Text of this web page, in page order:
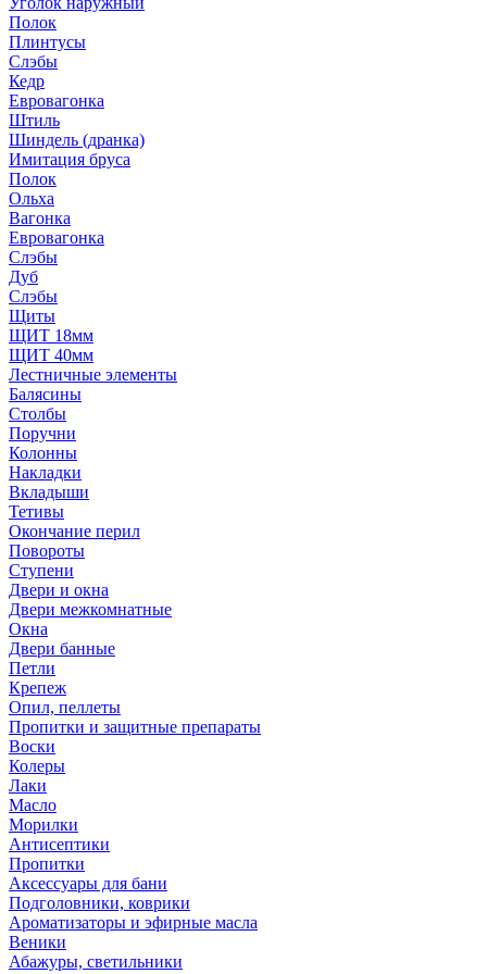
Полок
Плинтусы
Слэбы
Кедр
Евровагонка
Штиль
Шиндель (дранка)
Имитация бруса
Полок
Ольха
Вагонка
Евровагонка
Слэбы
Дуб
Слэбы
Щиты
ЩИТ 18мм
ЩИТ 40мм
Лестничные элементы
Балясины
Столбы
Поручни
Колонны
Накладки
Вкладыши
Тетивы
Окончание перил
Повороты
Ступени
Двери и окна
Двери межкомнатные
Окна
Двери банные
Петли
Крепеж
Опил, пеллеты
Пропитки и защитные препараты
Воски
Колеры
Лаки
Масло
Морилки
Антисептики
Пропитки
Аксессуары для бани
Подголовники, коврики
Ароматизаторы и эфирные масла
Веники
Абажуры, светильники